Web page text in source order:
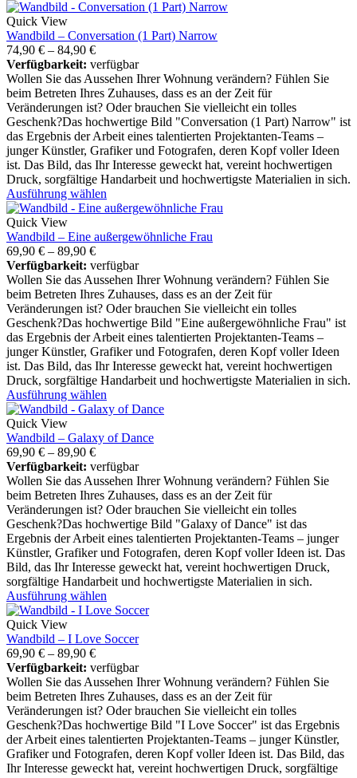
Quick View
Wandbild – Conversation (1 Part) Narrow
74,90 € – 84,90 €
Verfügbarkeit: verfügbar
Wollen Sie das Aussehen Ihrer Wohnung verändern? Fühlen Sie
beim Betreten Ihres Zuhauses, dass es an der Zeit für
Veränderungen ist? Oder brauchen Sie vielleicht ein tolles
Geschenk?Das hochwertige Bild "Conversation (1 Part) Narrow" ist
das Ergebnis der Arbeit eines talentierten Projektanten-Teams –
junger Künstler, Grafiker und Fotografen, deren Kopf voller Ideen
ist. Das Bild, das Ihr Interesse geweckt hat, vereint hochwertigen
Druck, sorgfältige Handarbeit und hochwertigste Materialien in sich.
Ausführung wählen
Quick View
Wandbild – Eine außergewöhnliche Frau
69,90 € – 89,90 €
Verfügbarkeit: verfügbar
Wollen Sie das Aussehen Ihrer Wohnung verändern? Fühlen Sie
beim Betreten Ihres Zuhauses, dass es an der Zeit für
Veränderungen ist? Oder brauchen Sie vielleicht ein tolles
Geschenk?Das hochwertige Bild "Eine außergewöhnliche Frau" ist
das Ergebnis der Arbeit eines talentierten Projektanten-Teams –
junger Künstler, Grafiker und Fotografen, deren Kopf voller Ideen
ist. Das Bild, das Ihr Interesse geweckt hat, vereint hochwertigen
Druck, sorgfältige Handarbeit und hochwertigste Materialien in sich.
Ausführung wählen
Quick View
Wandbild – Galaxy of Dance
69,90 € – 89,90 €
Verfügbarkeit: verfügbar
Wollen Sie das Aussehen Ihrer Wohnung verändern? Fühlen Sie
beim Betreten Ihres Zuhauses, dass es an der Zeit für
Veränderungen ist? Oder brauchen Sie vielleicht ein tolles
Geschenk?Das hochwertige Bild "Galaxy of Dance" ist das
Ergebnis der Arbeit eines talentierten Projektanten-Teams – junger
Künstler, Grafiker und Fotografen, deren Kopf voller Ideen ist. Das
Bild, das Ihr Interesse geweckt hat, vereint hochwertigen Druck,
sorgfältige Handarbeit und hochwertigste Materialien in sich.
Ausführung wählen
Quick View
Wandbild – I Love Soccer
69,90 € – 89,90 €
Verfügbarkeit: verfügbar
Wollen Sie das Aussehen Ihrer Wohnung verändern? Fühlen Sie
beim Betreten Ihres Zuhauses, dass es an der Zeit für
Veränderungen ist? Oder brauchen Sie vielleicht ein tolles
Geschenk?Das hochwertige Bild "I Love Soccer" ist das Ergebnis
der Arbeit eines talentierten Projektanten-Teams – junger Künstler,
Grafiker und Fotografen, deren Kopf voller Ideen ist. Das Bild, das
Ihr Interesse geweckt hat, vereint hochwertigen Druck, sorgfältige